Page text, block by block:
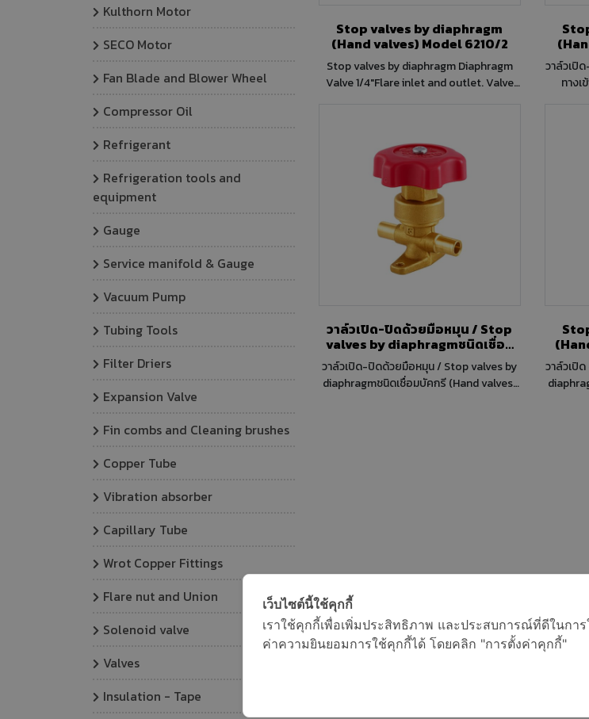
Kulthorn Motor
SECO Motor
Fan Blade and Blower Wheel
Compressor Oil
Refrigerant
Refrigeration tools and
equipment
Gauge
Service manifold & Gauge
Vacuum Pump
Tubing Tools
Filter Driers
Expansion Valve
Fin combs and Cleaning brushes
Copper Tube
Vibration absorber
Capillary Tube
Wrot Copper Fittings
Flare nut and Union
Solenoid valve
Valves
Insulation - Tape
Stop valves by diaphragm
(Hand valves) Model 6210/2
Stop valves by diaphragm Diaphragm
Valve 1/4"Flare inlet and outlet. Valve
HFO (R1234ze) HFO + HFC (R448A,
R449A, R450A, R452A, R513A, R515A,
[m³/h] 0,28 PS [bar] 28 TS [°C] min. -35
TS [°C] max. +90 1/4""Flare inlet and
ASHRAE 34:2019 refrigerants, Class A1:
HCFC (R22) HFC (R134a, R404A, R407C,
1/4"" 1/4""Flare Product use Accessories
for use with the following ASHRAE
34:2019 refrigerants, Class A1: HCFC
(R22) HFC (R134a, R404A, R407C,
วาล์วเปิ
ทางเ
วาล์วเปิด-ปิดด้วยมือหมุน / Stop
valves by diaphragmชนิดเชื่อม
บัคกรี (Hand valves) ทางเข้า 1/2"
ODS. ทางออก 1/2" ODS." ทางออก
1/2" ODS."
วาล์วเปิด-ปิดด้วยมือหมุน / Stop valves by
diaphragmชนิดเชื่อมบัคกรี (Hand valves)
วาล์วเปิ
diaphragm ชนิดเชื่อมบัคกรี
เว็บไซต์นี้ใช้คุกกี้
เราใช้คุกกี้เพื่อเพิ่มประสิทธิภาพ และประสบการณ์ที่ดีในกา
ค่าความยินยอมการใช้คุกกี้ได้ โดยคลิก "การตั้งค่าคุกกี้"